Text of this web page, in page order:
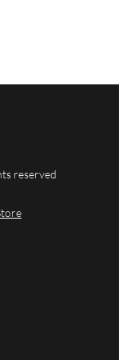
reserved